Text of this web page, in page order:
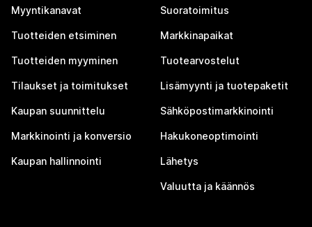
Myyntikanavat
Tuotteiden etsiminen
Tuotteiden myyminen
Tilaukset ja toimitukset
Kaupan suunnittelu
Markkinointi ja konversio
Kaupan hallinnointi
Suoratoimitus
Markkinapaikat
Tuotearvostelut
Lisämyynti ja tuotepaketit
Sähköpostimarkkinointi
Hakukoneoptimointi
Lähetys
Valuutta ja käännös